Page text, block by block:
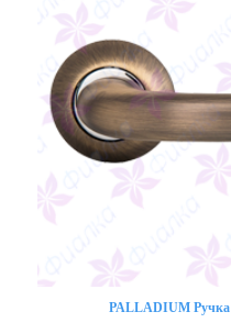
PALLADIUM Ручка